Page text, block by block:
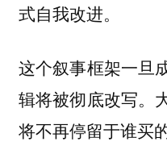
式自我改进。
这个叙事框架一旦
辑将被彻底改写。
将不再停留于谁买